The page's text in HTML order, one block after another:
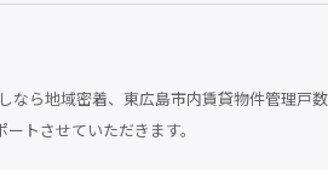
ら地域密着、東広島市内賃貸物件管理戸
トさせていただきます。